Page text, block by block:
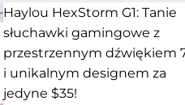
Haylou HexStorm G1: Tanie
słuchawki gamingowe z
przestrzennym dźwiękiem
i unikalnym designem za
jedyne $35!